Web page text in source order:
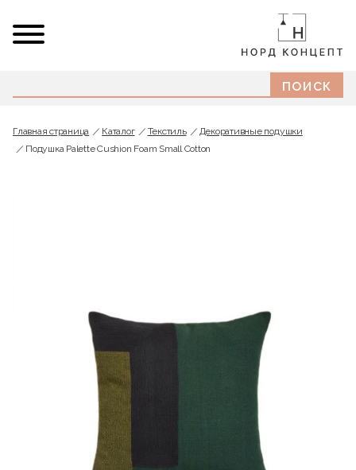
Главная страница Каталог Текстиль
Декоративные подушки
Подушка Palette Cushion Foam Small Cotton